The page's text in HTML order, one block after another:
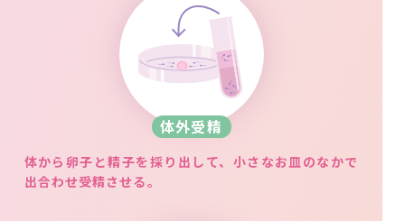
体外受精
体から卵子と精子を採り出して、小さなお皿のなかで
出合わせ受精させる。